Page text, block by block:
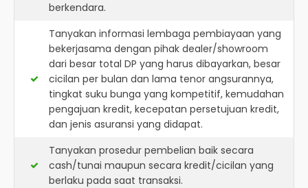
berkendara.
Tanyakan informasi lembaga pembiayaan yang
bekerjasama dengan pihak dealer/showroom
dari besar total DP yang harus dibayarkan, besar
cicilan per bulan dan lama tenor angsurannya,
tingkat suku bunga yang kompetitif, kemudahan
pengajuan kredit, kecepatan persetujuan kredit,
dan jenis asuransi yang didapat.
Tanyakan prosedur pembelian baik secara
cash/tunai maupun secara kredit/cicilan yang
berlaku pada saat transaksi.